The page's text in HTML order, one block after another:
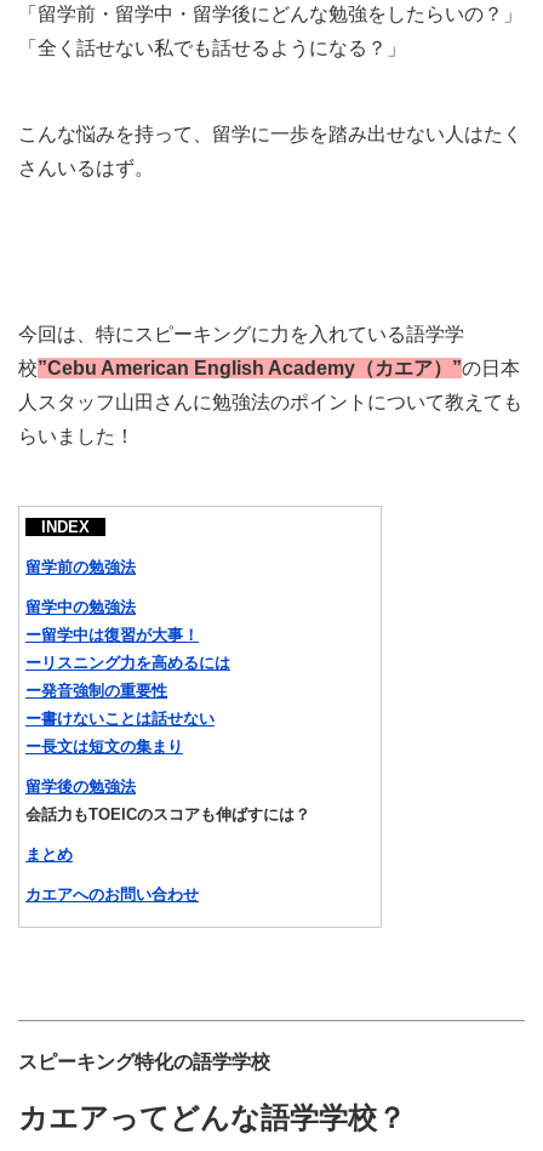
「留学前・留学中・留学後にどんな勉強をしたらいの？」
「全く話せない私でも話せるようになる？」
こんな悩みを持って、留学に一歩を踏み出せない人はたく
さんいるはず。
今回は、特にスピーキングに力を入れている語学学
校”Cebu American English Academy（カエア）”の日本
人スタッフ山田さんに勉強法のポイントについて教えても
らいました ！
INDEX
留学前の勉強法
留学中の勉強法
ー留学中は復習が大事！
ーリスニング力を高めるには
ー発音強制の重要性
ー書けないことは話せない
ー長文は短文の集まり
留学後の勉強法
会話力もTOEICのスコアも伸ばすには？
まとめ
カエアへのお問い合わせ
スピーキング特化の語学学校
カエアってどんな語学学校？